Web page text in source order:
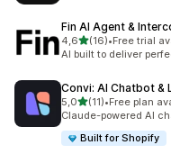
Fin AI Agent &
4,6av 5 stjerner
(16)
Totalt 16 omtaler
•Free trial
AI built to deliver
Convi: AI Chatbot &
5,0av 5 stjerner
(11)
Totalt 11 omtaler
•Free plan
Claude-powered AI
Built for Shopify